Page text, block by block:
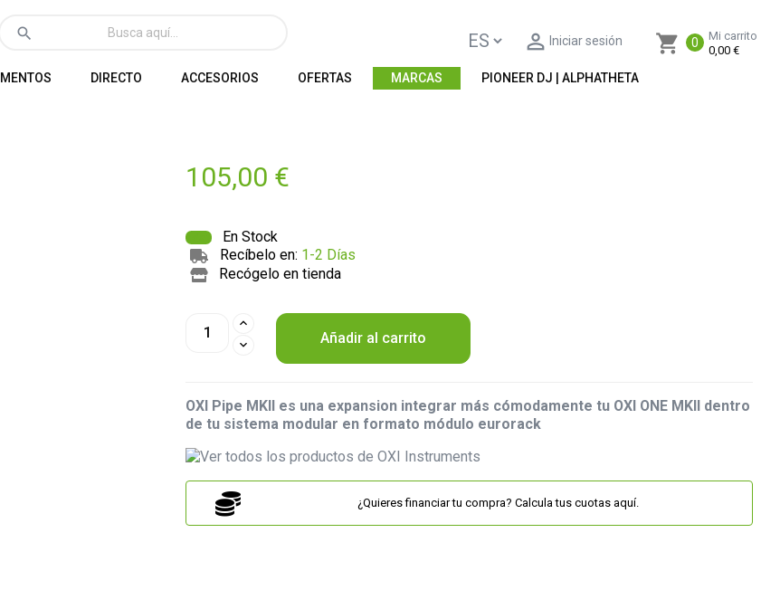
shopping_cart 0
Mi carrito
0,00 €
 Iniciar sesión
search
DIRECTO ACCESORIOS OFERTAS MARCAS PIONEER DJ | ALPHATHETA
105,00 €
En Stock
Recíbelo en: 1-2 Días
Recógelo en tienda
Añadir al carrito
OXI Pipe MKII es una expansion integrar más cómodamente tu OXI ONE MKII dentro
de tu sistema modular en formato módulo eurorack
¿Quieres financiar tu compra? Calcula tus cuotas aquí.